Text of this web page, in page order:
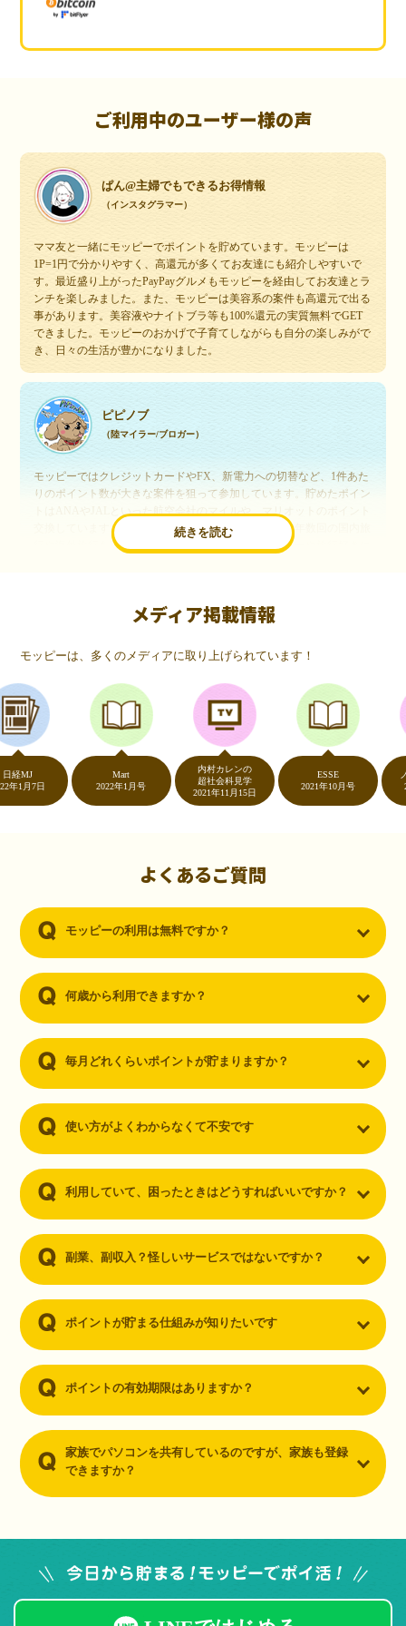
ご利用中のユーザー様の声
ぱん@主婦でもできるお得情報
（インスタグラマー）
ママ友と一緒にモッピーでポイントを貯めています。モッピーは
1P=1円で分かりやすく、高還元が多くてお友達にも紹介しやすいで
す。最近盛り上がったPayPayグルメもモッピーを経由してお友達とラ
ンチを楽しみました。また、モッピーは美容系の案件も高還元で出る
事があります。美容液やナイトブラ等も100%還元の実質無料でGET
できました。モッピーのおかげで子育てしながらも自分の楽しみがで
き、日々の生活が豊かになりました。
続きを読む
ピピノブ
（陸マイラー/ブロガー）
モッピーではクレジットカードやFX、新電力への切替など、1件あた
りのポイント数が大きな案件を狙って参加しています。貯めたポイン
交換しています。このようにすることで、ほぼ無料で年数回の国内旅
行や海外旅行を実現しています。モッピーは陸マイラーや旅行好きに
いつものネットショッピングが、モッピーでお得
（20代・女性）
友達に勧められてモッピーをはじめました。空いた時間にスマホで買
い物をすることが多いのですが、モッピーを経由するだけでショップ
のポイントとモッピーのポイントが二重で貯まることを知り、ビック
リ…！いつものネットショッピングをモッピーを経由するだけでポイ
ントが貯まるなんて…もっと早く教えてほしかった～！貯まったポイ
ントはギフト券に交換して、プチ贅沢を楽しんでます♪
（30代・男性）
ーを知りました。クレジットカードを発行するだけでポイントが貯ま
るならと無料登録して、クレジットカードの発行やアプリダウンロー
メディア掲載情報
モッピーは、多くのメディアに取り上げられています！
7日
2022年1月号
内村カレンの
超社会科見学
2021年11月15日
2021年10月号
ノンス
2020
よくあるご質問
モッピーの利用は無料ですか？
何歳から利用できますか？
毎月どれくらいポイントが貯まりますか？
使い方がよくわからなくて不安です
利用していて、困ったときはどうすればいいですか？
副業、副収入？怪しいサービスではないですか？
ポイントが貯まる仕組みが知りたいです
ポイントの有効期限はありますか？
家族でパソコンを共有しているのですが、家族も登録
できますか？